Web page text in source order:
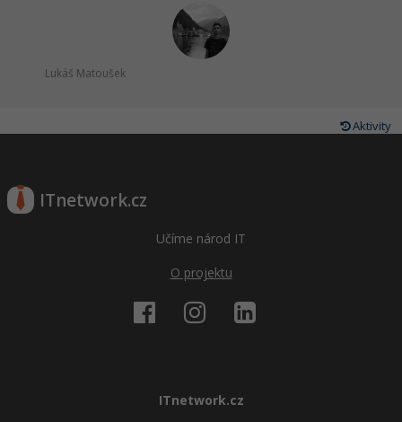
Kybernetická bezpečnost
Elektronický podpis
Lukáš Matoušek
Aktivity
ITnetwork.cz
Učíme národ IT
O projektu
ITnetwork.cz